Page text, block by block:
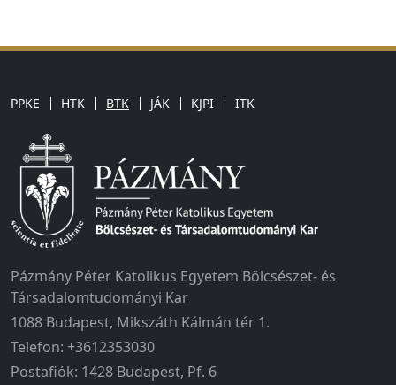
PPKE HTK BTK JÁK KJPI ITK
Pázmány Péter Katolikus Egyetem Bölcsészet- és
Társadalomtudományi Kar
1088 Budapest, Mikszáth Kálmán tér 1.
Telefon: +3612353030
Postafiók: 1428 Budapest, Pf. 6